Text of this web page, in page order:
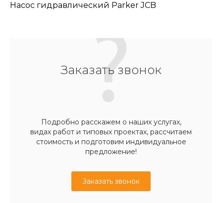
Насос гидравлический Parker JCB
Заказать звонок
Подробно расскажем о наших услугах,
видах работ и типовых проектах, рассчитаем
стоимость и подготовим индивидуальное
предложение!
Заказать звонок